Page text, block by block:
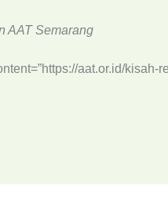
AAT Semarang
aat.or.id/kisah-